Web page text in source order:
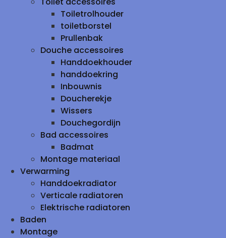
Toiletrolhouder
toiletborstel
Prullenbak
Douche accessoires
Handdoekhouder
handdoekring
Inbouwnis
Doucherekje
Wissers
Douchegordijn
Bad accessoires
Badmat
Montage materiaal
Verwarming
Handdoekradiator
Verticale radiatoren
Elektrische radiatoren
Baden
Montage